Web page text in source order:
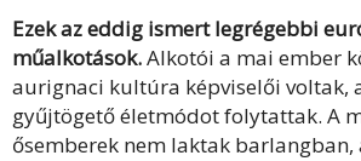
Ezek az eddig ismert legrégebbi
műalkotások.Alkotói a mai ember
aurignaci kultúra képviselői voltak,
gyűjtögető életmódot folytattak. A
ősemberek nem laktak